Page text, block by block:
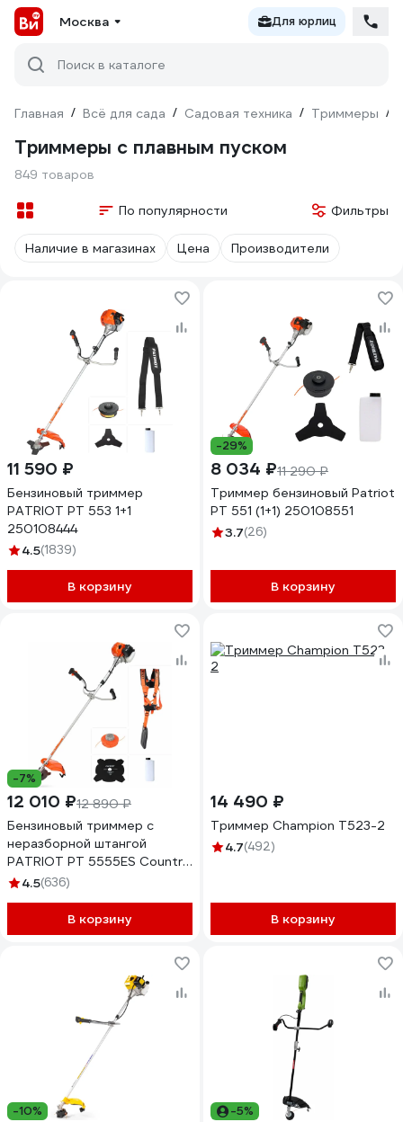
Москва Для юрлиц
Поиск в каталоге
Главная / Всё для сада / Садовая техника / Триммеры /
Триммеры с плавным пуском
849 товаров
По популярности Фильтры
Наличие в магазинах Цена Производители
11 590 ₽
Бензиновый триммер
PATRIOT PT 553 1+1
250108444
4.5(1839)
В корзину
-29%
8 034 ₽11 290 ₽
Триммер бензиновый Patriot
PT 551 (1+1) 250108551
3.7(26)
В корзину
-7%
12 010 ₽12 890 ₽
Бензиновый триммер с
неразборной штангой
PATRIOT PT 5555ES Country
250108055
4.5(636)
В корзину
14 490 ₽
Триммер Champion Т523-2
4.7(492)
В корзину
-10% -5%